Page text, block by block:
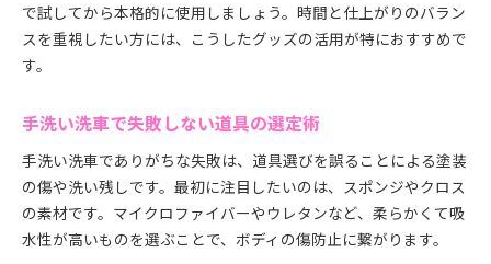
で試してから本格的に使用しましょう。時間と仕上がりのバラン
スを重視したい方には、こうしたグッズの活用が特におすすめで
す。
手洗い洗車で失敗しない道具の選定術
手洗い洗車でありがちな失敗は、道具選びを誤ることによる塗装
の傷や洗い残しです。最初に注目したいのは、スポンジやクロス
の素材です。マイクロファイバーやウレタンなど、柔らかくて吸
水性が高いものを選ぶことで、ボディの傷防止に繋がります。